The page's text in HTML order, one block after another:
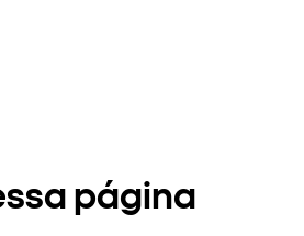
página